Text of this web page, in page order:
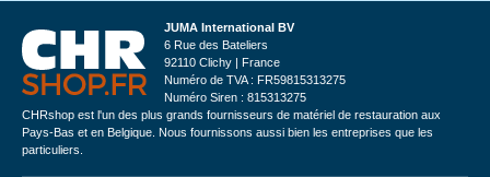
JUMA International BV
6 Rue des Bateliers
92110 Clichy | France
Numéro de TVA : FR59815313275
Numéro Siren : 815313275
CHRshop est l'un des plus grands fournisseurs de matériel de restauration aux
Pays-Bas et en Belgique. Nous fournissons aussi bien les entreprises que les
particuliers.